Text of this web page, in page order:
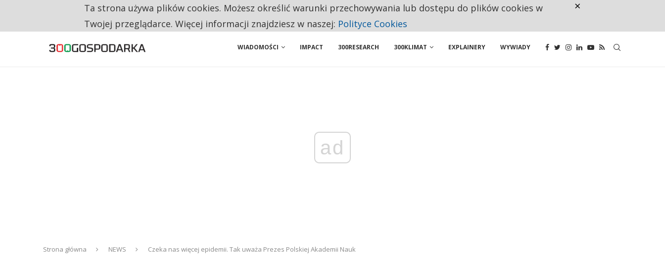
RESTRYKCJE CHIN UDERZAJĄ W EUROPEJSKI PRZEMYSŁ. NA LIŚCIE SĄ DWA PODMIOTY Z POLSKI
WIADOMOŚCI IMPACT 300RESEARCH 300KLIMAT EXPLAINERY WYWIADY
ad
Strona główna NEWS Czeka nas więcej epidemii. Tak uważa Prezes Polskiej Akademii Nauk
Ta strona używa plików cookies. Możesz określić warunki przechowywania lub dostępu do plików cookies w
Twojej przeglądarce. Więcej informacji znajdziesz w naszej: Polityce Cookies
×